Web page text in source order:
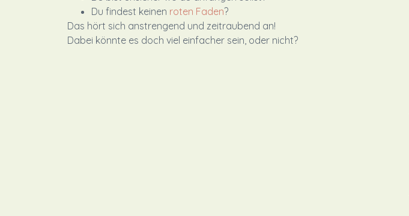
Du findest keinen roten Faden?
Das hört sich anstrengend und zeitraubend an!
Dabei könnte es doch viel einfacher sein, oder nicht?